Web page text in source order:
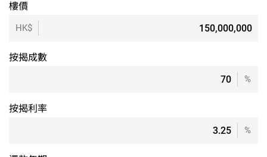
樓價
HK$
按揭成數
%
按揭利率
%